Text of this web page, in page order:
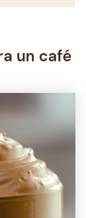
un café